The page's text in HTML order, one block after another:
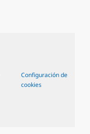
Configuración de
cookies